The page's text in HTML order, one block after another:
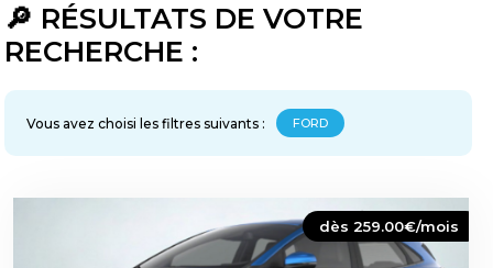
🔎 RÉSULTATS DE VOTRE
RECHERCHE :
Vous avez choisi les filtres suivants : FORD
dès 259.00€/mois